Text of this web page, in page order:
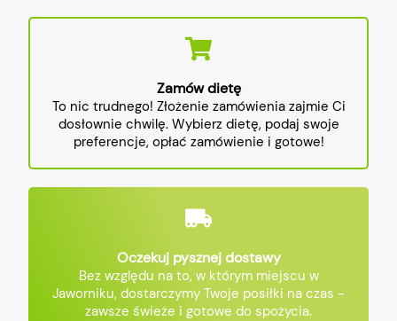
Zamów dietę
To nic trudnego! Złożenie zamówienia zajmie Ci
dosłownie chwilę. Wybierz dietę, podaj swoje
preferencje, opłać zamówienie i gotowe!
Oczekuj pysznej dostawy
Bez względu na to, w którym miejscu w
Jaworniku, dostarczymy Twoje posiłki na czas -
zawsze świeże i gotowe do spożycia.